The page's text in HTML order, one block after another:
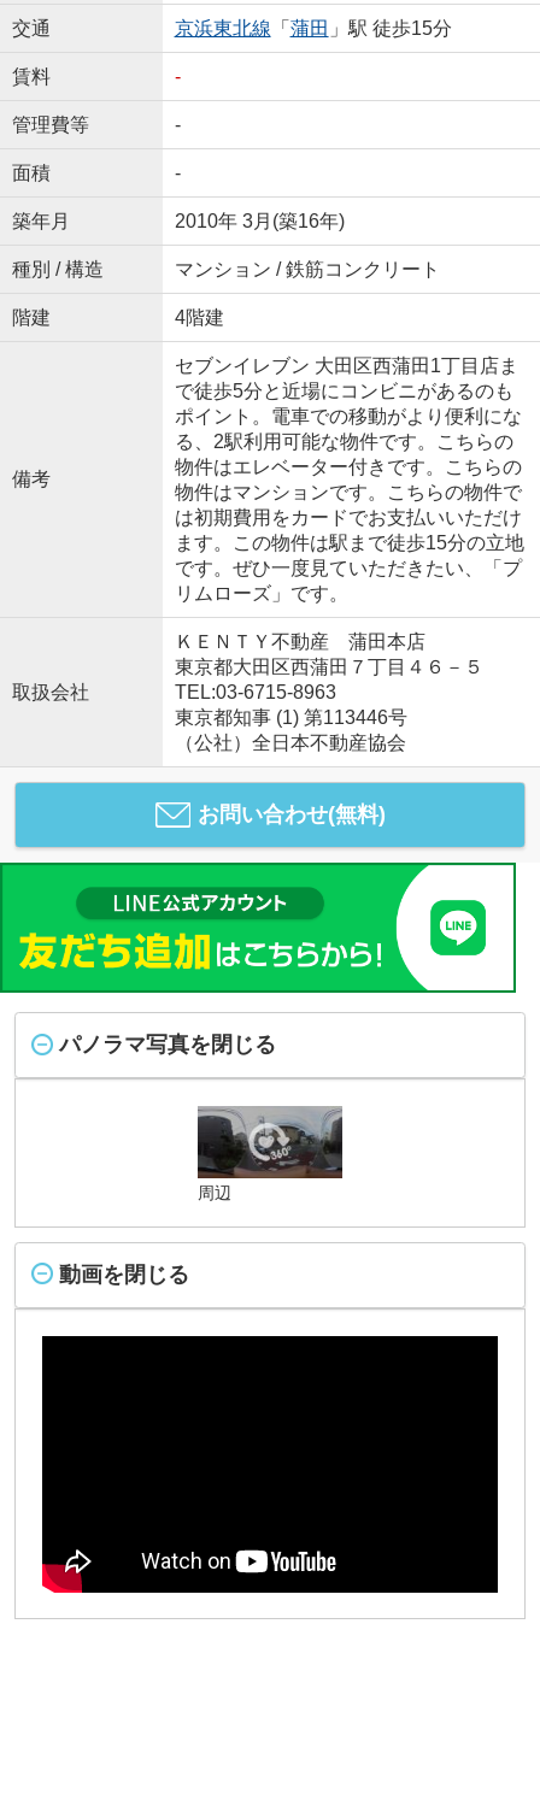
交通 京浜東北線 「 蒲田 」駅 徒歩15分
賃料 -
管理費等 -
面積 -
築年月 2010年 3月(築16年)
種別 / 構造 マンション / 鉄筋コンクリート
階建 4階建
備考
セブンイレブン 大田区西蒲田1丁目店ま
で徒歩5分と近場にコンビニがあるのも
ポイント。電車での移動がより便利にな
る、2駅利用可能な物件です。こちらの
物件はエレベーター付きです。こちらの
物件はマンションです。こちらの物件で
は初期費用をカードでお支払いいただけ
ます。この物件は駅まで徒歩15分の立地
です。ぜひ一度見ていただきたい、「プ
リムローズ」です。
取扱会社
ＫＥＮＴＹ不動産 蒲田本店
東京都大田区西蒲田７丁目４６－５
TEL:03-6715-8963
東京都知事 (1) 第113446号
（公社）全日本不動産協会
お問い合わせ(無料)
パノラマ写真を閉じる
周辺
動画を閉じる